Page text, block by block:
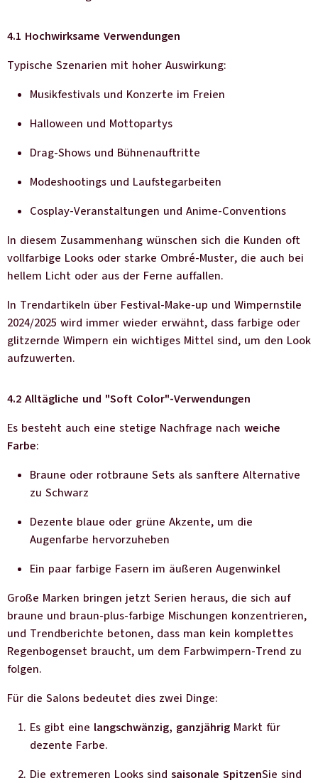
4.1 Hochwirksame Verwendungen
Typische Szenarien mit hoher Auswirkung:
Musikfestivals und Konzerte im Freien
Halloween und Mottopartys
Drag-Shows und Bühnenauftritte
Modeshootings und Laufstegarbeiten
Cosplay-Veranstaltungen und Anime-Conventions
In diesem Zusammenhang wünschen sich die Kunden oft
vollfarbige Looks oder starke Ombré-Muster, die auch bei
hellem Licht oder aus der Ferne auffallen.
In Trendartikeln über Festival-Make-up und Wimpernstile
2024/2025 wird immer wieder erwähnt, dass farbige oder
glitzernde Wimpern ein wichtiges Mittel sind, um den Look
aufzuwerten.
4.2 Alltägliche und "Soft Color"-Verwendungen
Es besteht auch eine stetige Nachfrage nach weiche
Farbe:
Braune oder rotbraune Sets als sanftere Alternative
zu Schwarz
Dezente blaue oder grüne Akzente, um die
Augenfarbe hervorzuheben
Ein paar farbige Fasern im äußeren Augenwinkel
Große Marken bringen jetzt Serien heraus, die sich auf
braune und braun-plus-farbige Mischungen konzentrieren,
und Trendberichte betonen, dass man kein komplettes
Regenbogenset braucht, um dem Farbwimpern-Trend zu
folgen.
Für die Salons bedeutet dies zwei Dinge:
Es gibt eine langschwänzig, ganzjährig Markt für
dezente Farbe.
Die extremeren Looks sind saisonale SpitzenSie sind